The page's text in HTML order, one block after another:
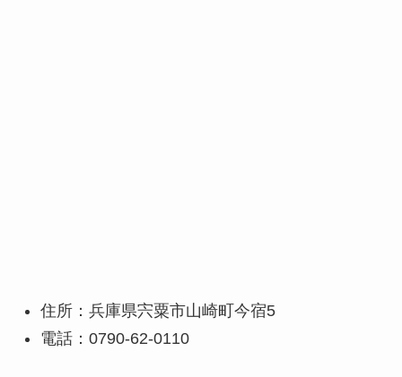
住所：兵庫県宍粟市山崎町今宿5
電話：0790-62-0110